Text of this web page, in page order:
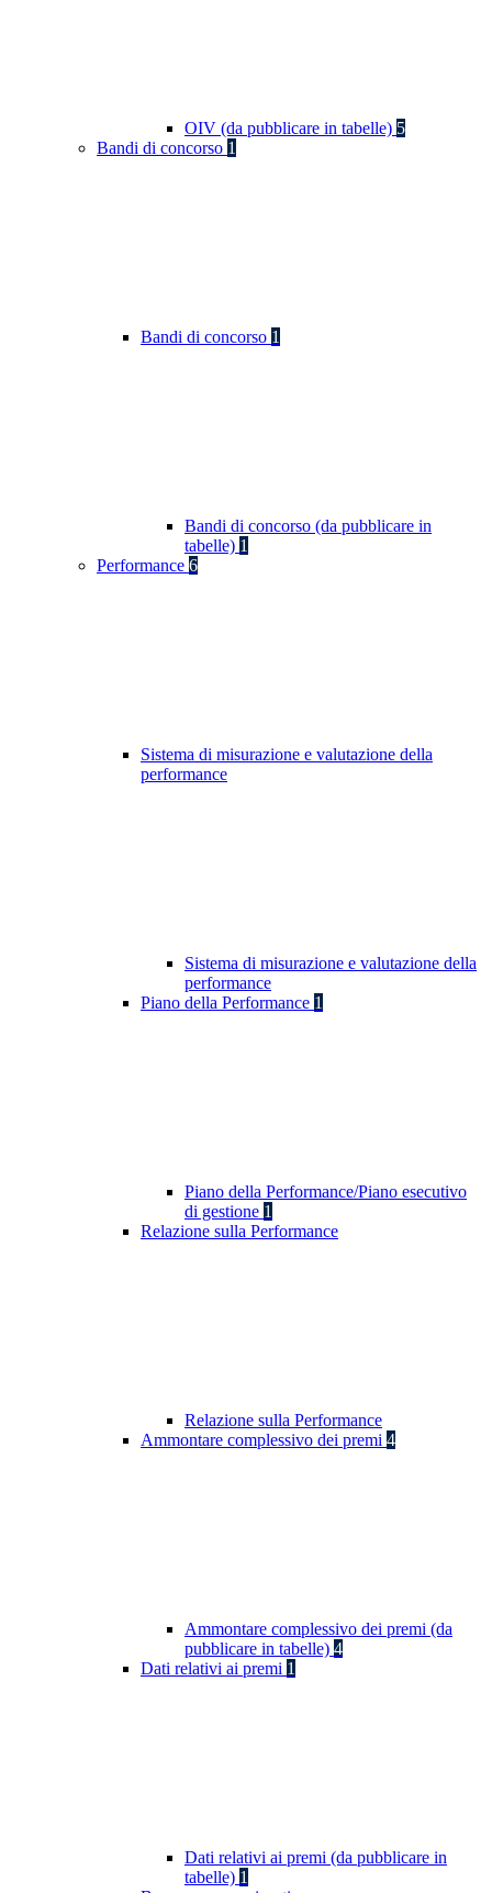
OIV (da pubblicare in tabelle) 5
Bandi di concorso 1
Bandi di concorso 1
Bandi di concorso (da pubblicare in
tabelle) 1
Performance 6
Sistema di misurazione e valutazione della
performance
Sistema di misurazione e valutazione della
performance
Piano della Performance 1
Piano della Performance/Piano esecutivo
di gestione 1
Relazione sulla Performance
Relazione sulla Performance
Ammontare complessivo dei premi 4
Ammontare complessivo dei premi (da
pubblicare in tabelle) 4
Dati relativi ai premi 1
Dati relativi ai premi (da pubblicare in
tabelle) 1